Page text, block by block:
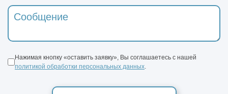
Нажимая кнопку «оставить заявку», Вы соглашаетесь с нашей
политикой обработки персональных данных